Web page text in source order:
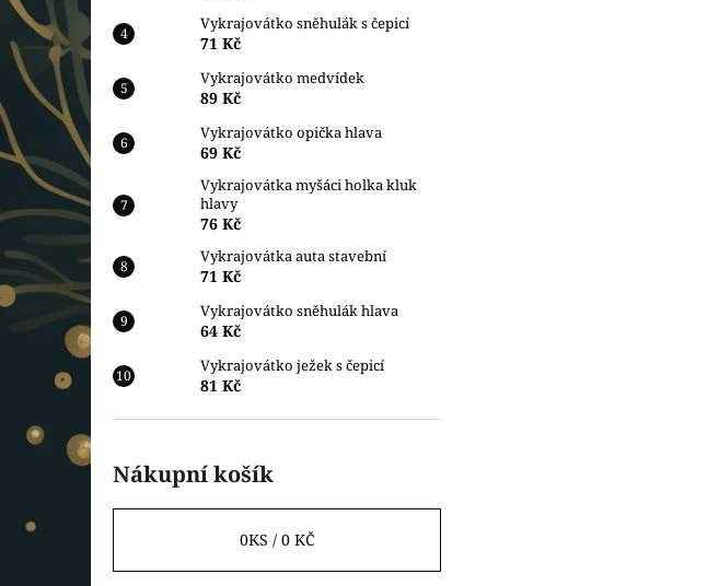
Vykrajovátko sněhulák s čepicí
71 Kč
Vykrajovátko medvídek
89 Kč
Vykrajovátko opička hlava
69 Kč
Vykrajovátka myšáci holka kluk
hlavy
76 Kč
Vykrajovátka auta stavební
71 Kč
Vykrajovátko sněhulák hlava
64 Kč
Vykrajovátko ježek s čepicí
81 Kč
Nákupní košík
0KS / 0 KČ